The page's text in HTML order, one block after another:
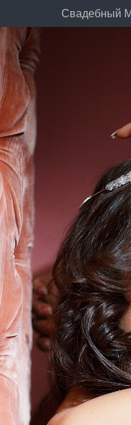
Свадебный